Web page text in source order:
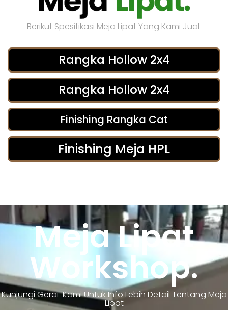
Berikut Spesifikasi Meja Lipat Yang Kami Jual
Rangka Hollow 2x4
Rangka Hollow 2x4
Finishing Rangka Cat
Finishing Meja HPL
Meja Lipat
Workshop.
Kunjungi Gerai Kami Untuk Info Lebih Detail Tentang Meja
Lipat